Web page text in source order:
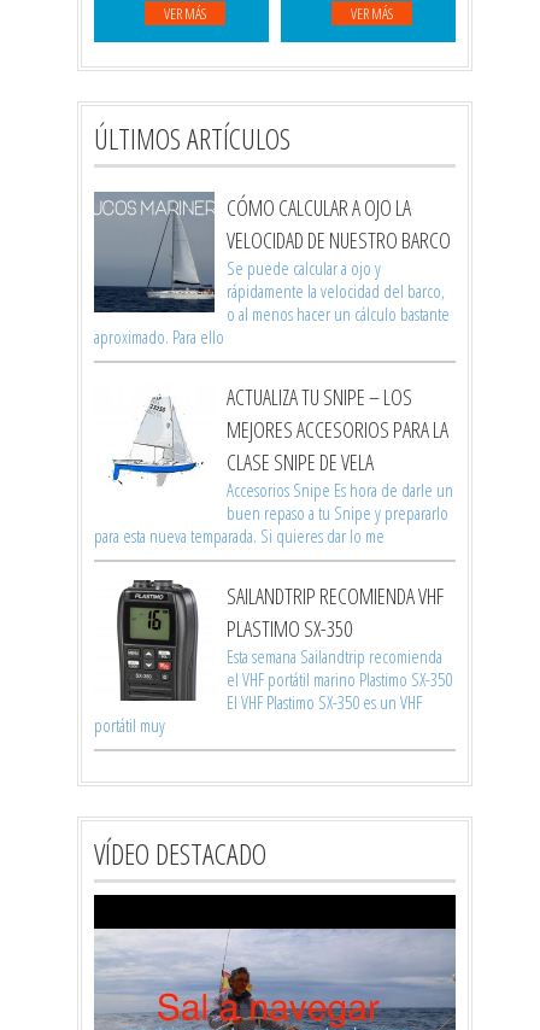
VER MÁS VER MÁS
ÚLTIMOS ARTÍCULOS
CÓMO CALCULAR A OJO LA
VELOCIDAD DE NUESTRO BARCO
Se puede calcular a ojo y
rápidamente la velocidad del barco,
o al menos hacer un cálculo bastante
aproximado. Para ello
ACTUALIZA TU SNIPE – LOS
MEJORES ACCESORIOS PARA LA
CLASE SNIPE DE VELA
Accesorios Snipe Es hora de darle un
buen repaso a tu Snipe y prepararlo
para esta nueva temparada. Si quieres dar lo me
SAILANDTRIP RECOMIENDA VHF
PLASTIMO SX-350
Esta semana Sailandtrip recomienda
el VHF portátil marino Plastimo SX-350
El VHF Plastimo SX-350 es un VHF
portátil muy
VÍDEO DESTACADO